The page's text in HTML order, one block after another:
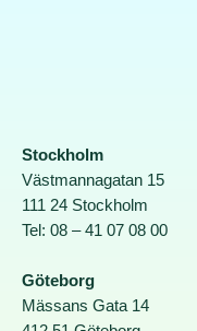
Stockholm
Västmannagatan 15
111 24 Stockholm
Tel: 08 – 41 07 08 00
Göteborg
Mässans Gata 14